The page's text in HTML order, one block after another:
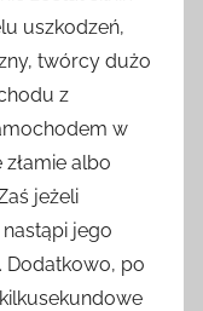
uszkodzeń,
twórcy dużo
z
w
albo
jeżeli
jego
Dodatkowo, po